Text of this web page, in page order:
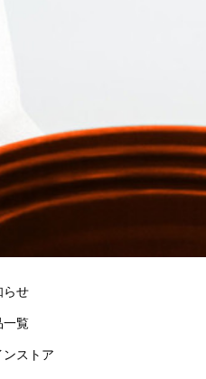
らせ
一覧
ンストア